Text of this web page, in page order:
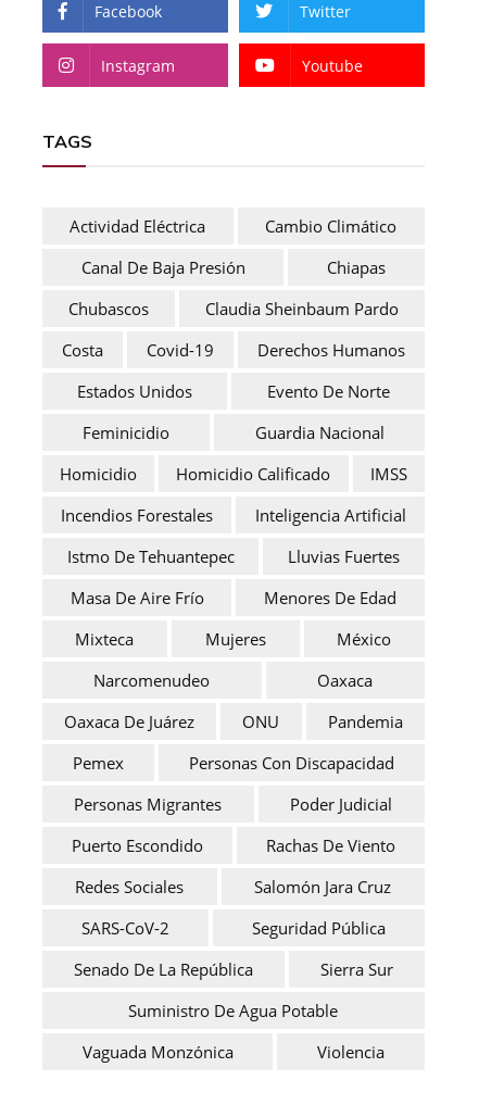
Facebook Twitter
Instagram Youtube
TAGS
Actividad Eléctrica
Cambio Climático
Canal De Baja Presión
Chiapas
Chubascos
Claudia Sheinbaum Pardo
Costa
Covid-19
Derechos Humanos
Estados Unidos
Evento De Norte
Feminicidio
Guardia Nacional
Homicidio
Homicidio Calificado
IMSS
Incendios Forestales
Inteligencia Artificial
Istmo De Tehuantepec
Lluvias Fuertes
Masa De Aire Frío
Menores De Edad
Mixteca
Mujeres
México
Narcomenudeo
Oaxaca
Oaxaca De Juárez
ONU
Pandemia
Pemex
Personas Con Discapacidad
Personas Migrantes
Poder Judicial
Puerto Escondido
Rachas De Viento
Redes Sociales
Salomón Jara Cruz
SARS-CoV-2
Seguridad Pública
Senado De La República
Sierra Sur
Suministro De Agua Potable
Vaguada Monzónica
Violencia